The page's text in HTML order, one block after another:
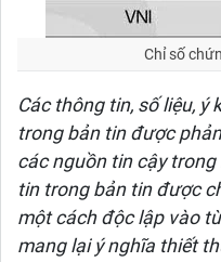
Chỉ số
Các thông tin, số liệu, ý
trong bản tin được
các nguồn tin cậy
tin trong bản tin được
một cách độc lập vào
mang lại ý nghĩa thiết